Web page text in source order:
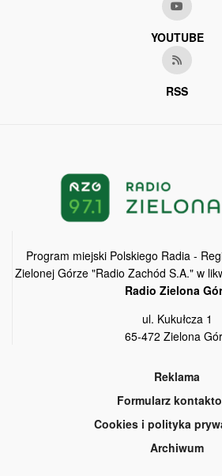
YOUTUBE
RSS
Program miejski Polskiego Radia -
Zielonej Górze "Radio Zachód S.A." w
Radio Zielona
ul. Kukułcza 1
65-472 Zielona
Reklama
Formularz
Cookies i polityka
Archiwum